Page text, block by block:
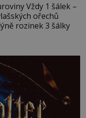
ořechů
rozinek 3 šálky